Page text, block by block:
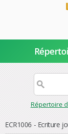
Répertoire
ECR1006 - Ecriture